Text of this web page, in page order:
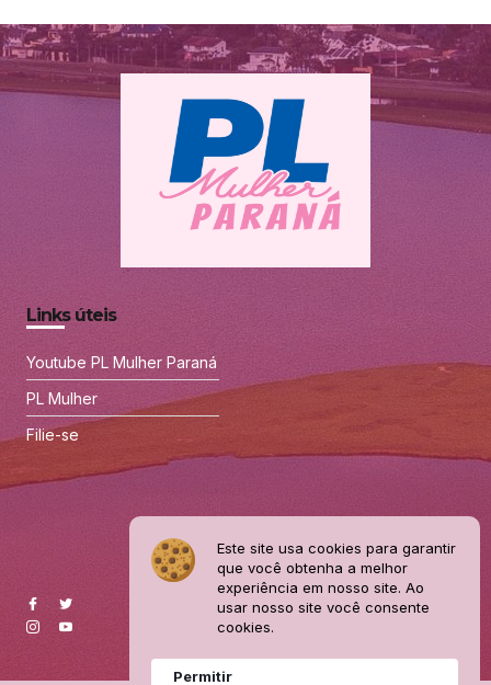
Links úteis
Youtube PL Mulher Paraná
PL Mulher
Filie-se
Este site usa cookies para garantir
que você obtenha a melhor
experiência em nosso site. Ao
usar nosso site você consente
cookies.
Permitir